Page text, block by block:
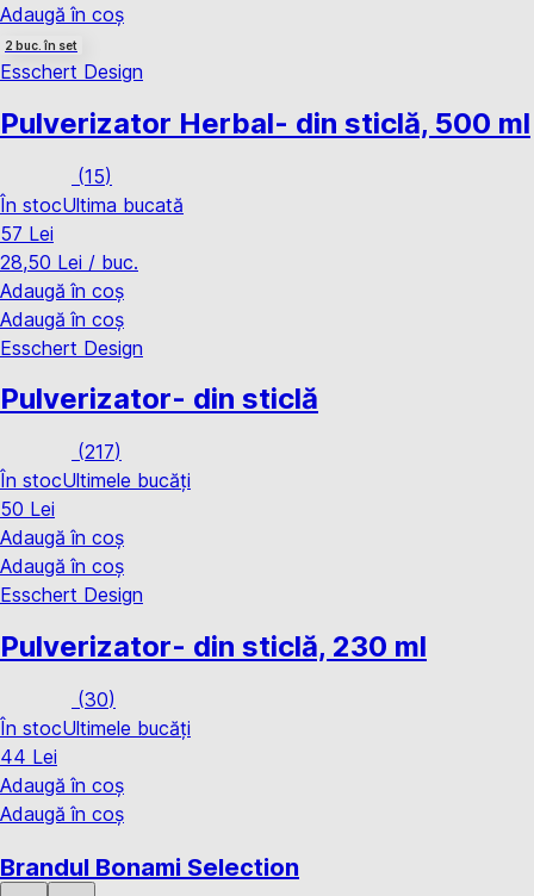
Adaugă în coș
2 buc. în set
Esschert Design
Pulverizator Herbal- din sticlă, 500 ml
(15)
În stocUltima bucată
57 Lei
28,50 Lei / buc.
Adaugă în coș
Adaugă în coș
Esschert Design
Pulverizator- din sticlă
(217)
În stocUltimele bucăți
50 Lei
Adaugă în coș
Adaugă în coș
Esschert Design
Pulverizator- din sticlă, 230 ml
(30)
În stocUltimele bucăți
44 Lei
Adaugă în coș
Adaugă în coș
Brandul Bonami Selection